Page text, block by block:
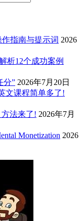
作指南与提示词 2026
析12个成功案例
分” 2026年7月20日
文课程简单多了!
方法来了! 2026年7月
Monetization 2026